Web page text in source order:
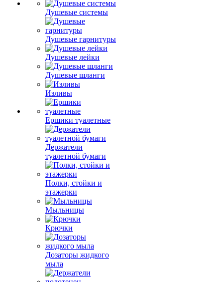
Душевые системы
Душевые гарнитуры
Душевые лейки
Душевые шланги
Изливы
Ершики туалетные
Держатели
туалетной бумаги
Полки, стойки и
этажерки
Мыльницы
Крючки
Дозаторы жидкого
мыла